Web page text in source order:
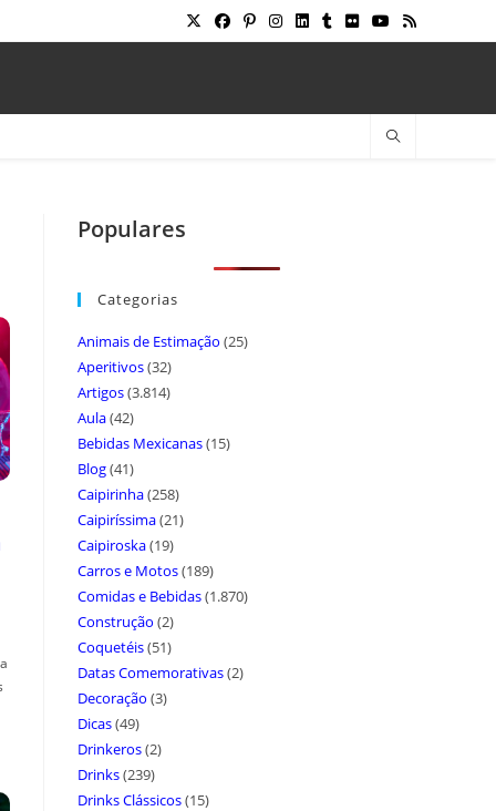
Populares
Categorias
Animais de Estimação (25)
Aperitivos(32)
Artigos(3.814)
Aula(42)
Bebidas Mexicanas(15)
Blog(41)
Caipirinha(258)
Caipiríssima(21)
Caipiroska(19)
Carros e Motos(189)
Comidas e Bebidas(1.870)
Construção (2)
Coquetéis(51)
Datas Comemorativas(2)
Decoração (3)
Dicas(49)
Drinkeros(2)
Drinks(239)
Drinks Clássicos(15)